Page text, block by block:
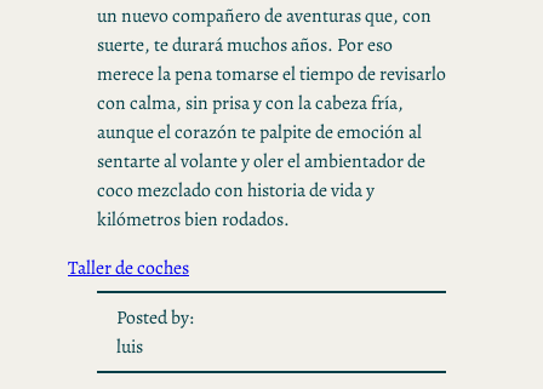
un nuevo compañero de aventuras que, con
suerte, te durará muchos años. Por eso
merece la pena tomarse el tiempo de revisarlo
con calma, sin prisa y con la cabeza fría,
aunque el corazón te palpite de emoción al
sentarte al volante y oler el ambientador de
coco mezclado con historia de vida y
kilómetros bien rodados.
Taller de coches
Posted by:
luis